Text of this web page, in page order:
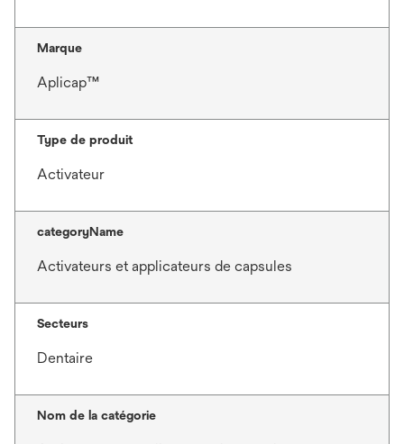
Marque
Aplicap™
Type de produit
Activateur
categoryName
Activateurs et applicateurs de capsules
Secteurs
Dentaire
Nom de la catégorie